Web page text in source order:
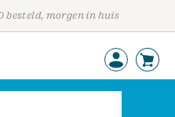
besteld, morgen in huis